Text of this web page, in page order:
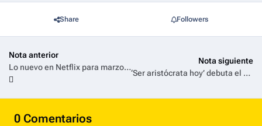
Share Followers
Nota anterior
Lo nuevo en Netflix para marzo 2025
Nota siguiente
‘Ser aristócrata hoy’ debuta el 7 de marzo en ¡HOLA! TV
0 Comentarios